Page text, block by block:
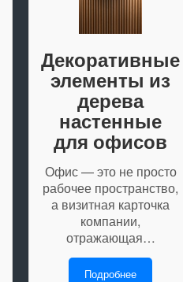
Декоративные
элементы из
дерева
настенные
для офисов
Офис — это не просто
рабочее пространство,
а визитная карточка
компании,
отражающая…
Подробнее